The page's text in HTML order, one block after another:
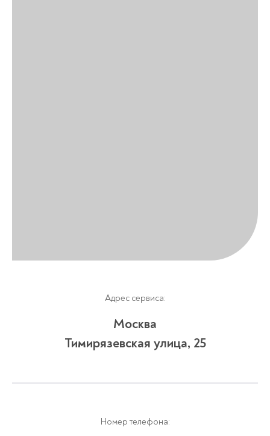
Адрес сервиса:
Москва
Тимирязевская улица, 25
Номер телефона: